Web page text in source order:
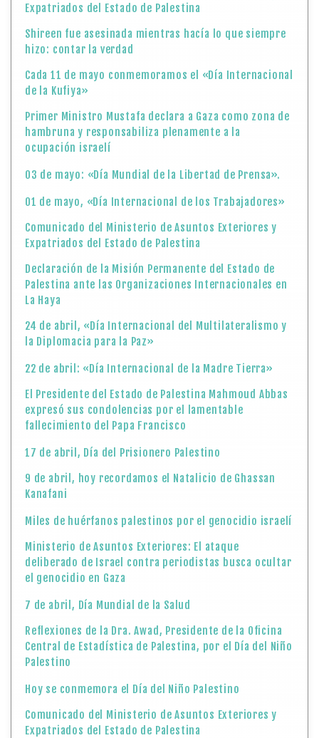
Expatriados del Estado de Palestina
Shireen fue asesinada mientras hacía lo que siempre
hizo: contar la verdad
Cada 11 de mayo conmemoramos el «Día Internacional
de la Kufiya»
Primer Ministro Mustafa declara a Gaza como zona de
hambruna y responsabiliza plenamente a la
ocupación israelí
03 de mayo: «Día Mundial de la Libertad de Prensa».
01 de mayo, «Día Internacional de los Trabajadores»
Comunicado del Ministerio de Asuntos Exteriores y
Expatriados del Estado de Palestina
Declaración de la Misión Permanente del Estado de
Palestina ante las Organizaciones Internacionales en
La Haya
24 de abril, «Día Internacional del Multilateralismo y
la Diplomacia para la Paz»
22 de abril: «Día Internacional de la Madre Tierra»
El Presidente del Estado de Palestina Mahmoud Abbas
expresó sus condolencias por el lamentable
fallecimiento del Papa Francisco
17 de abril, Día del Prisionero Palestino
9 de abril, hoy recordamos el Natalicio de Ghassan
Kanafani
Miles de huérfanos palestinos por el genocidio israelí
Ministerio de Asuntos Exteriores: El ataque
deliberado de Israel contra periodistas busca ocultar
el genocidio en Gaza
7 de abril, Día Mundial de la Salud
Reflexiones de la Dra. Awad, Presidente de la Oficina
Central de Estadística de Palestina, por el Día del Niño
Palestino
Hoy se conmemora el Día del Niño Palestino
Comunicado del Ministerio de Asuntos Exteriores y
Expatriados del Estado de Palestina